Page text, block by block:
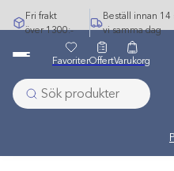
Hoppa
till
Fri frakt
över 1300:-
Beställ innan 14
vi samma dag
FavoriterOffertVarukorg